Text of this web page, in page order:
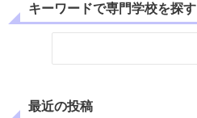
キーワードで専門学校を探す
最近の投稿